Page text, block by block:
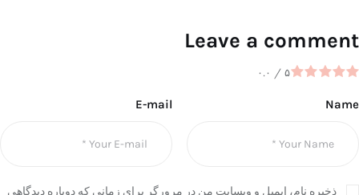
Leave a comment
۰.۰ / ۵
Name
E-mail
ذخیره نام، ایمیل و وبسایت من در مرورگر برای زمانی که دوباره دیدگاهی